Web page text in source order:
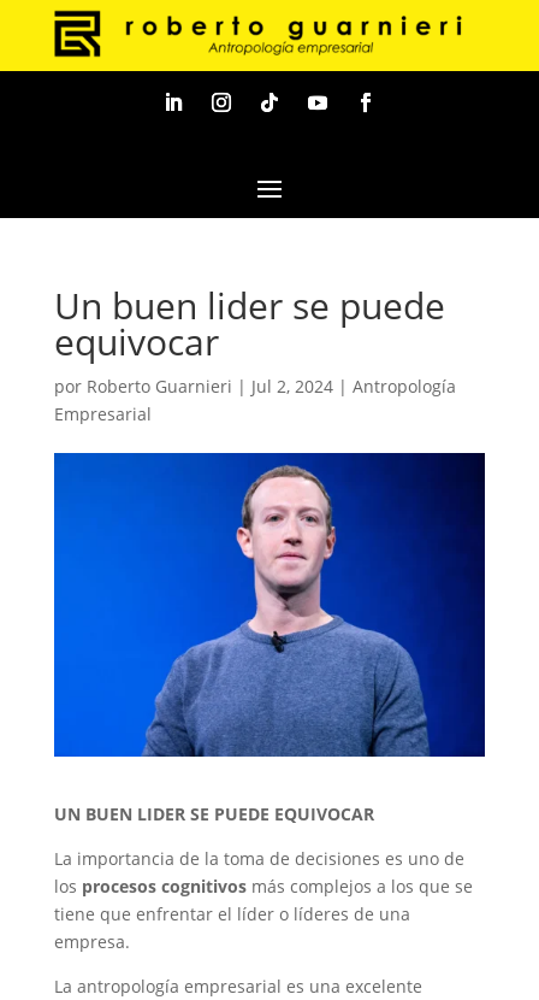
Un buen lider se puede
equivocar
por Roberto Guarnieri | Jul 2, 2024| Antropología
Empresarial
UN BUEN LIDER SE PUEDE EQUIVOCAR
La importancia de la toma de decisiones es uno de
los procesos cognitivosmás complejos a los que se
tiene que enfrentar el líder o líderes de una
empresa.
La antropología empresarial es una excelente